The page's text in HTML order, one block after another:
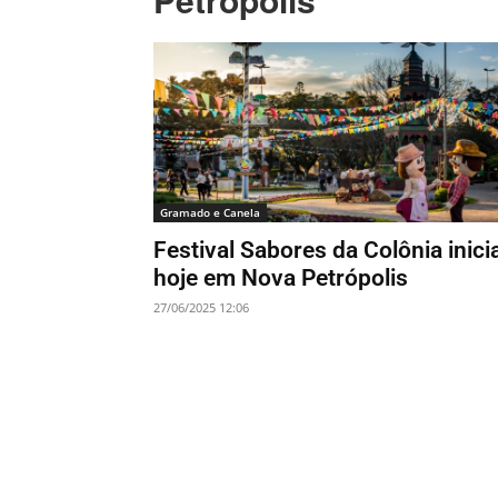
Gramado e Canela
Festival Sabores da Colônia
hoje em Nova Petrópolis
27/06/2025 12:06